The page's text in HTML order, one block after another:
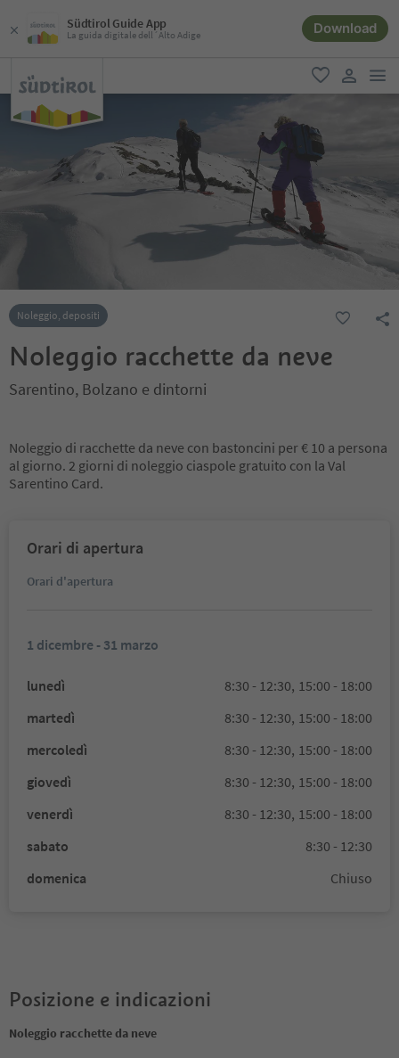
Südtirol Guide App
La guida digitale dell´Alto Adige Download
favoriti
user link
Noleggio, depositi
Noleggio racchette da neve
Sarentino, Bolzano e dintorni
Noleggio di racchette da neve con bastoncini per € 10 a persona
al giorno. 2 giorni di noleggio ciaspole gratuito con la Val
Sarentino Card.
Orari di apertura
Orari d'apertura
1 dicembre - 31 marzo
lunedì 8:30 - 12:30, 15:00 - 18:00
martedì
8:30 - 12:30, 15:00 - 18:00
mercoledì
8:30 - 12:30, 15:00 - 18:00
giovedì
8:30 - 12:30, 15:00 - 18:00
venerdì
8:30 - 12:30, 15:00 - 18:00
sabato
8:30 - 12:30
domenica
Chiuso
Posizione e indicazioni
Noleggio racchette da neve